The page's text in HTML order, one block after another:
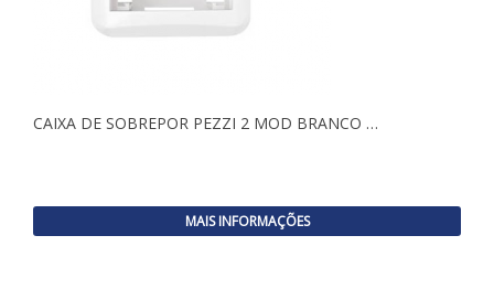
CAIXA DE SOBREPOR PEZZI 2 MOD BRANCO …
MAIS INFORMAÇÕES